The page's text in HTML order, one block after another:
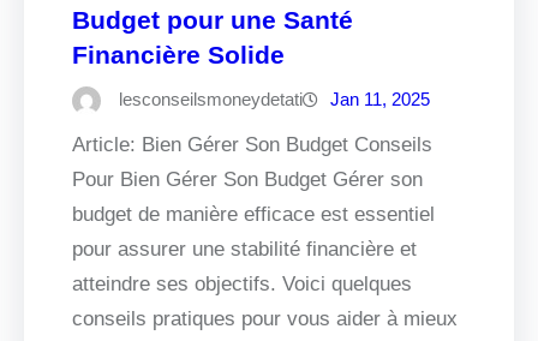
Budget pour une Santé
Financière Solide
lesconseilsmoneydetati Jan 11, 2025
Article: Bien Gérer Son Budget Conseils
Pour Bien Gérer Son Budget Gérer son
budget de manière efficace est essentiel
pour assurer une stabilité financière et
atteindre ses objectifs. Voici quelques
conseils pratiques pour vous aider à mieux